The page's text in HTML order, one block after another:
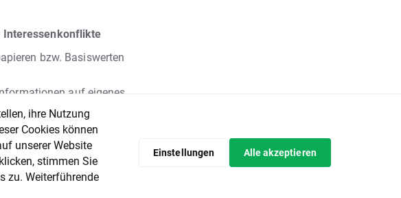
Interessenkonflikte
bzw. Basiswerten
auf eigenes
an den
von Mitarbeitern
Beratung des Kunden
werden. Die
Empfehlung oder
Finanzanlage dar.
ihre Nutzung
Cookies können
unserer Website
stimmen Sie
zu. Weiterführende
Einstellungen Alle akzeptieren